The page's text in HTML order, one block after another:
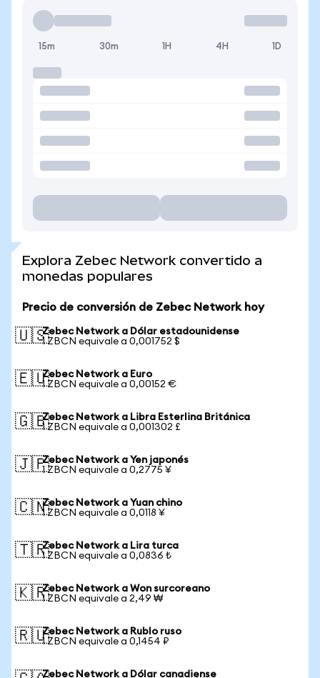
15m 30m 1H 4H 1D
Explora Zebec Network convertido a
monedas populares
Precio de conversión de Zebec Network hoy
🇺🇸Zebec Network a Dólar estadounidense
1 ZBCN equivale a 0,001752 $
🇪🇺Zebec Network a Euro
1 ZBCN equivale a 0,00152 €
🇬🇧Zebec Network a Libra Esterlina Británica
1 ZBCN equivale a 0,001302 £
🇯🇵Zebec Network a Yen japonés
1 ZBCN equivale a 0,2775 ¥
🇨🇳Zebec Network a Yuan chino
1 ZBCN equivale a 0,0118 ¥
🇹🇷Zebec Network a Lira turca
1 ZBCN equivale a 0,0836 ₺
🇰🇷Zebec Network a Won surcoreano
1 ZBCN equivale a 2,49 ₩
🇷🇺Zebec Network a Rublo ruso
1 ZBCN equivale a 0,1454 ₽
Zebec Network a Dólar canadiense